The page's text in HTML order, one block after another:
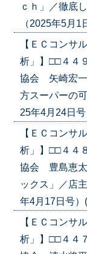
ｃｈ」／徹底
（2025年5月
【ＥＣコンサ
析」】□□４４
協会 矢崎宏
方スーパーの
25年4月24日
【ＥＣコンサ
析」】□□４４
協会 豊島恵
ックス」／店
年4月17日号）
【ＥＣコンサ
析」】□□４４